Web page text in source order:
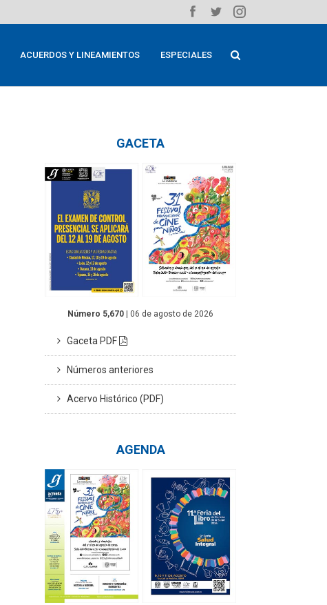
ACUERDOS Y LINEAMIENTOS ESPECIALES
GACETA
Número 5,670 | 06 de agosto de 2026
Gaceta PDF
Números anteriores
Acervo Histórico (PDF)
AGENDA